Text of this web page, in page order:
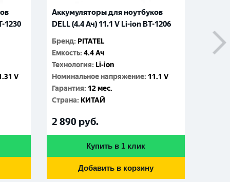
1230
V
Аккумуляторы для ноутбуков
DELL (4.4 Ач) 11.1 V Li-ion BT-1206
Бренд: PITATEL
Емкость:4.4 Ач
Технология: Li-ion
Номинальное напряжение: 11.1 V
Гарантия: 12 мес.
Cтрана: КИТАЙ
2 890 руб.
Купить в 1 клик
Добавить в корзину
Бренд